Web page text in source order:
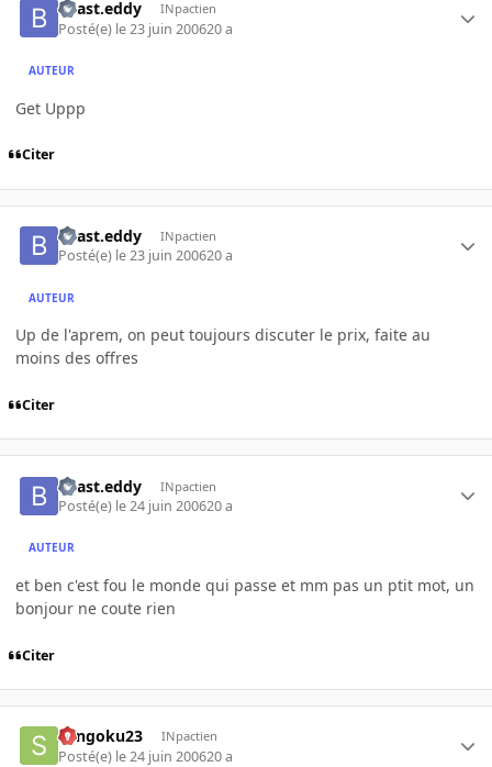
beast.eddy INpactien
Posté(e) le 23 juin 200620 a
AUTEUR
Get Uppp
Citer
beast.eddy INpactien
Posté(e) le 23 juin 200620 a
AUTEUR
Up de l'aprem, on peut toujours discuter le prix, faite au
moins des offres
Citer
beast.eddy INpactien
Posté(e) le 24 juin 200620 a
AUTEUR
et ben c'est fou le monde qui passe et mm pas un ptit mot, un
bonjour ne coute rien
Citer
Sangoku23 INpactien
Posté(e) le 24 juin 200620 a